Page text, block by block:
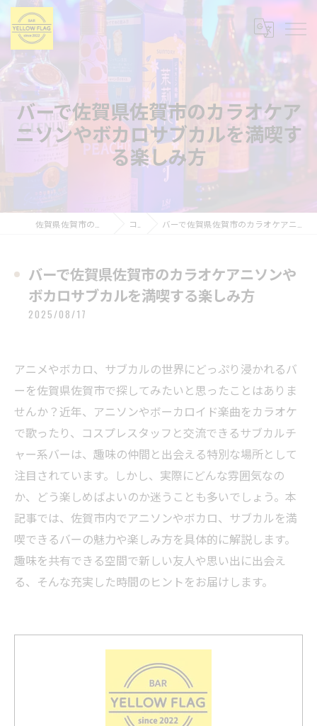
バーで佐賀県佐賀市のカラオケア
ニソンやボカロサブカルを満喫す
る楽しみ方
コラム バーで佐賀県佐賀市のカラオケアニソンやボカロサブカルを満喫する楽しみ方
バーで佐賀県佐賀市のカラオケアニソンや
ボカロサブカルを満喫する楽しみ方
2025/08/17
アニメやボカロ、サブカルの世界にどっぷり浸かれるバ
ーを佐賀県佐賀市で探してみたいと思ったことはありま
せんか？近年、アニソンやボーカロイド楽曲をカラオケ
で歌ったり、コスプレスタッフと交流できるサブカルチ
ャー系バーは、趣味の仲間と出会える特別な場所として
注目されています。しかし、実際にどんな雰囲気なの
か、どう楽しめばよいのか迷うことも多いでしょう。本
記事では、佐賀市内でアニソンやボカロ、サブカルを満
喫できるバーの魅力や楽しみ方を具体的に解説します。
趣味を共有できる空間で新しい友人や思い出に出会え
る、そんな充実した時間のヒントをお届けします。